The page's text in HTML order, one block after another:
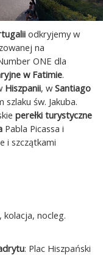
odkryjemy w
na
ONE dla
w Fatimie.
Hiszpanii, w Santiago
św. Jakuba.
perełki turystyczne
Pabla Picassa i
i szczątkami
nocleg.
: Plac Hiszpański